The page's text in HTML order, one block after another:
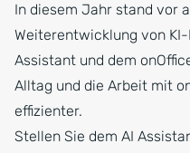
In diesem Jahr stand vor
Weiterentwicklung von
Assistant und dem
Alltag und die Arbeit mit
effizienter.
Stellen Sie dem AI